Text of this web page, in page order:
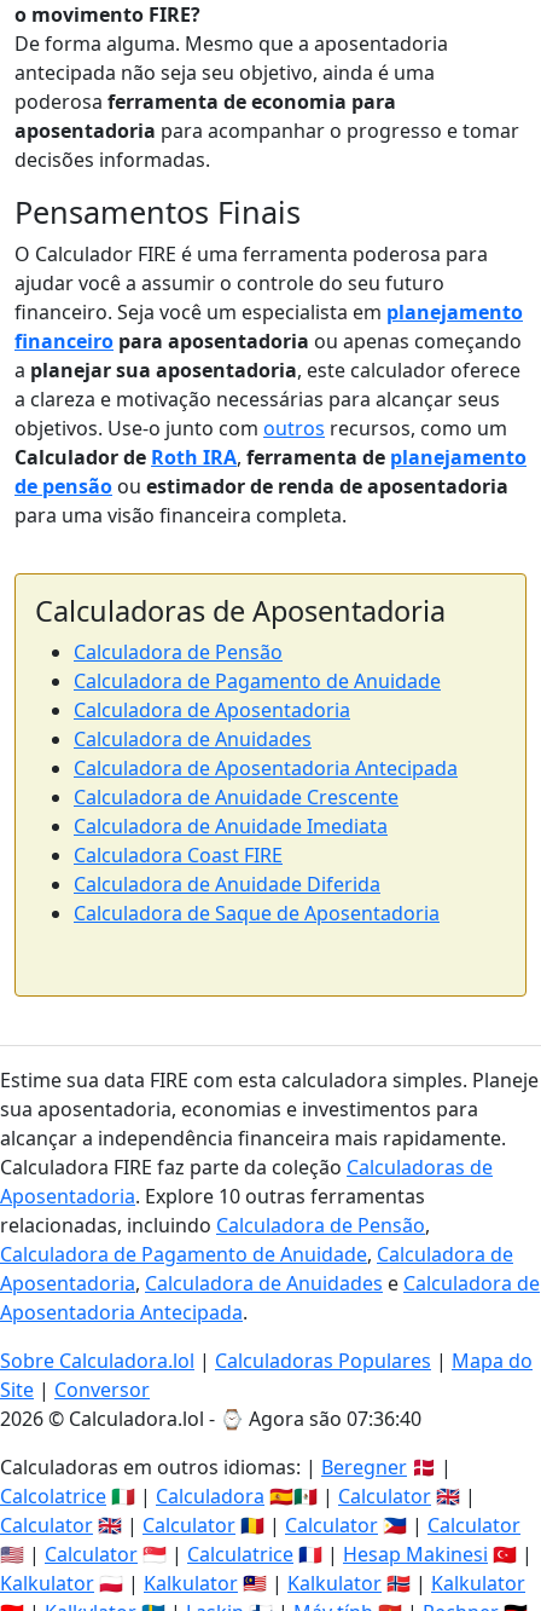
o movimento FIRE?
De forma alguma. Mesmo que a aposentadoria
antecipada não seja seu objetivo, ainda é uma
poderosa ferramenta de economia para
aposentadoria para acompanhar o progresso e tomar
decisões informadas.
Pensamentos Finais
O Calculador FIRE é uma ferramenta poderosa para
ajudar você a assumir o controle do seu futuro
financeiro. Seja você um especialista em planejamento
financeiro para aposentadoria ou apenas começando
a planejar sua aposentadoria, este calculador oferece
a clareza e motivação necessárias para alcançar seus
objetivos. Use-o junto com outros recursos, como um
Calculador de Roth IRA, ferramenta de planejamento
de pensão ou estimador de renda de aposentadoria
para uma visão financeira completa.
Calculadoras de Aposentadoria
Calculadora de Pensão
Calculadora de Pagamento de Anuidade
Calculadora de Aposentadoria
Calculadora de Anuidades
Calculadora de Aposentadoria Antecipada
Calculadora de Anuidade Crescente
Calculadora de Anuidade Imediata
Calculadora Coast FIRE
Calculadora de Anuidade Diferida
Calculadora de Saque de Aposentadoria
Estime sua data FIRE com esta calculadora simples. Planeje
sua aposentadoria, economias e investimentos para
alcançar a independência financeira mais rapidamente.
Calculadora FIRE faz parte da coleção Calculadoras de
Aposentadoria. Explore 10 outras ferramentas
relacionadas, incluindo Calculadora de Pensão,
Calculadora de Pagamento de Anuidade, Calculadora de
Aposentadoria, Calculadora de Anuidades e Calculadora de
Aposentadoria Antecipada.
Sobre Calculadora.lol | Calculadoras Populares | Mapa do
Site | Conversor
2026 © Calculadora.lol - ⌚ Agora são 07:36:40
Calculadoras em outros idiomas: | Beregner 🇩🇰 |
Calcolatrice🇮🇹 | Calculadora 🇪🇸🇲🇽 | Calculator🇬🇧 |
Calculator🇬🇧 | Calculator🇷🇴 | Calculator 🇵🇭 | Calculator
🇺🇸 | Calculator🇸🇬 | Calculatrice🇫🇷 | Hesap Makinesi 🇹🇷 |
Kalkulator🇵🇱 | Kalkulator🇲🇾 | Kalkulator🇳🇴 | Kalkulator